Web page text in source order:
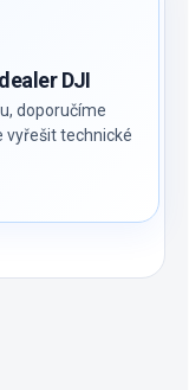
DJI
doporučíme
vyřešit technické